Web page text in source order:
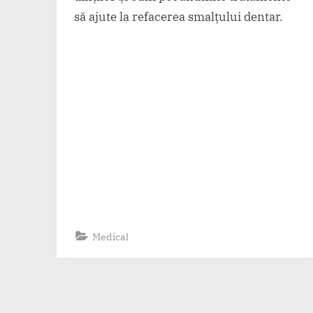
să ajute la refacerea smalțului dentar.
Medical